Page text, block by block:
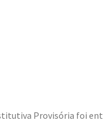
Provisória foi